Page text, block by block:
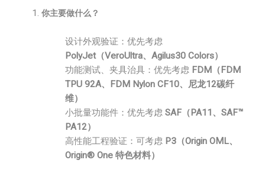
你主要做什么？
设计外观验证：优先考虑
PolyJet（VeroUltra、Agilus30 Colors）
功能测试、夹具治具：优先考虑 FDM（FDM
TPU 92A、FDM Nylon CF10、尼龙12碳纤
维）
小批量功能件：优先考虑 SAF（PA11、SAF™
PA12）
高性能工程验证：可考虑 P3（Origin OML、
Origin® One 特色材料）